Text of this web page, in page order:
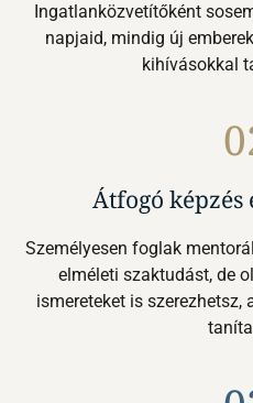
Ingatlanközvetítőként
napjaid, mindig új
kihívásokkal
Átfogó képzés
Személyesen foglak
elméleti szaktudást, de
ismereteket is